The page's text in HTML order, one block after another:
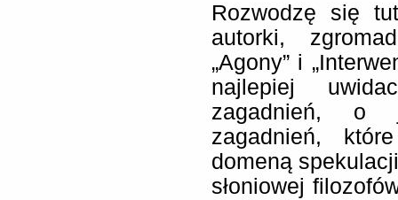
Rozwodzę się
autorki,
„Agony” i
najlepiej
zagadnień, o
zagadnień,
domeną
słoniowej